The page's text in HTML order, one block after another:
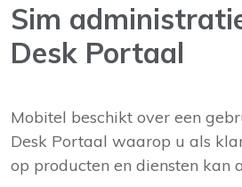
Sim
Desk Portaal
Mobitel beschikt over een
Desk Portaal waarop u als
op producten en diensten kan